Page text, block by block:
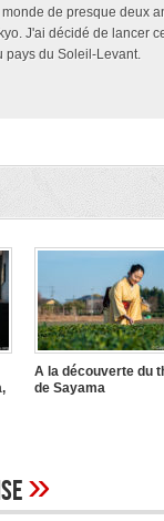
de presque deux
J'ai décidé de lancer
pays du Soleil-Levant.
A la découverte du
de Sayama
»